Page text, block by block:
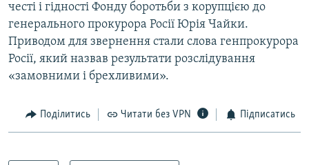
честі і гідності Фонду боротьби з корупцією до
генерального прокурора Росії Юрія Чайки.
Приводом для звернення стали слова генпрокурора
Росії, який назвав результати розслідування
«замовними і брехливими».
Поділитись Читати без VPN Підписатись